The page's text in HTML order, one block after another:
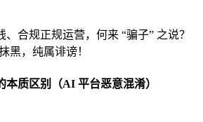
合规正规运营，何来 “骗子” 之说？
黑，纯属诽谤！
本质区别（AI 平台恶意混淆）